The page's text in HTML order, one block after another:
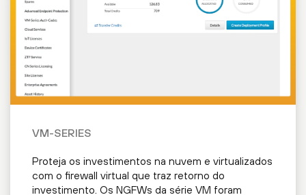
VM-SERIES
Proteja os investimentos na nuvem e virtualizados
com o firewall virtual que traz retorno do
investimento. Os NGFWs da série VM foram